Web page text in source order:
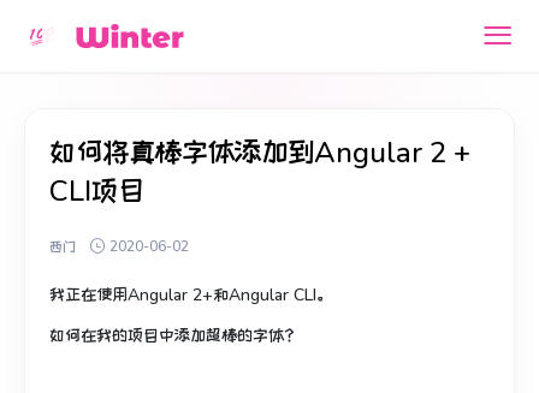
如何将真棒字体添加到Angular 2 +
CLI项目
西门 2020-06-02
我正在使用Angular 2+和Angular CLI。
如何在我的项目中添加超棒的字体？